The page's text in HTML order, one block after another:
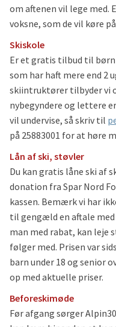
om aftenen vil lege med.
voksne, som de vil køre
Skiskole
Er et gratis tilbud til børn
som har haft mere end 2
skiintruktører tilbyder vi
nybegyndere og lettere
vil undervise, så skriv til
på 25883001 for at høre
Lån af ski, støvler
Du kan gratis låne ski af
donation fra Spar Nord
kassen. Bemærk vi har
til gengæld en aftale
man med rabat, kan leje
følger med. Prisen var
barn under 18 og senior
op med aktuelle priser.
Beforeskimøde
Før afgang sørger